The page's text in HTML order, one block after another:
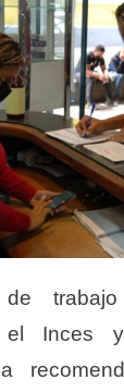
de
el Inces